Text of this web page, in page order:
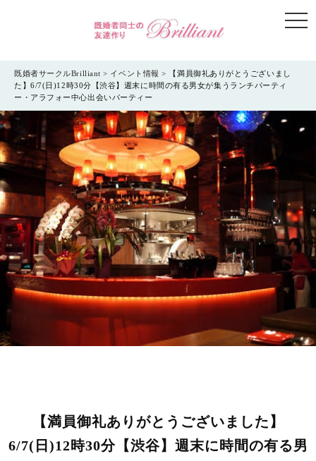
既婚者サークルBrilliant > イベント情報 >
【満員御礼ありがとうございまし
た】6/7(日)12時30分【渋谷】週末に時間の有る男女が集うランチパーティ
ー・アラフォー中心出会いパーティー
【満員御礼ありがとうございました】
6/7(日)12時30分【渋谷】週末に時間の有る男